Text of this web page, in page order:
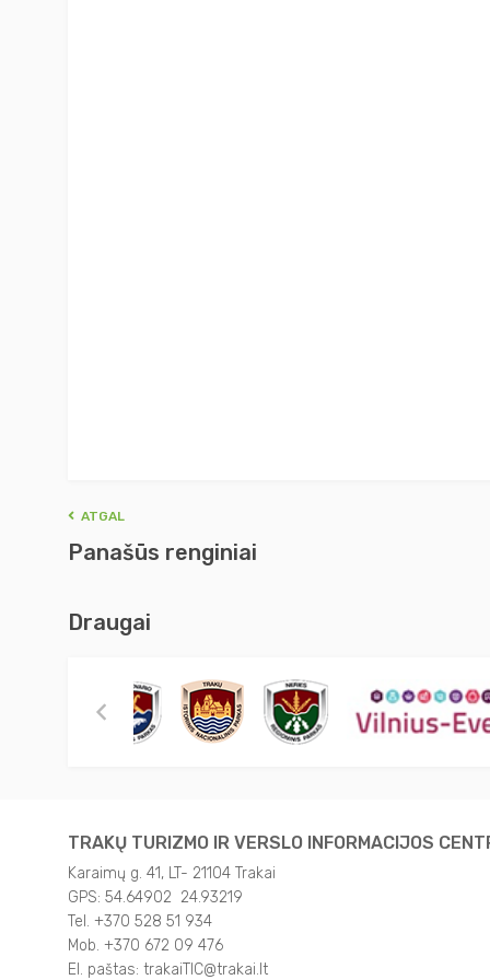
ATGAL
Panašūs renginiai
Draugai
TRAKŲ TURIZMO IR VERSLO INFORMACIJOS
Karaimų g. 41, LT- 21104 Trakai
GPS: 54.64902 24.93219
Tel. +370 528 51 934
Mob. +370 672 09 476
El. paštas: trakaiTIC@trakai.lt